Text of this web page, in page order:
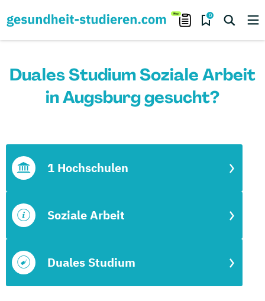
0
Duales Studium Soziale Arbeit
in Augsburg gesucht?
Duales Studium
Soziale Arbeit
1 Hochschulen